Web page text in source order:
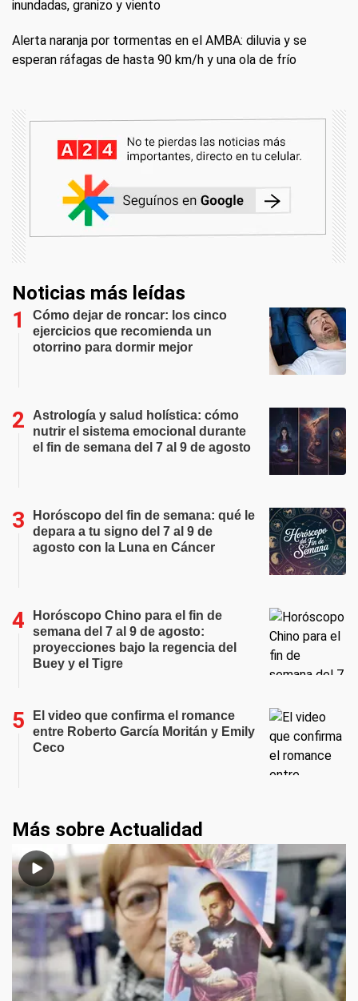
inundadas, granizo y viento
Alerta naranja por tormentas en el AMBA: diluvia y se
esperan ráfagas de hasta 90 km/h y una ola de frío
Noticias más leídas
Cómo dejar de roncar: los cinco
ejercicios que recomienda un
otorrino para dormir mejor
Astrología y salud holística: cómo
nutrir el sistema emocional durante
el fin de semana del 7 al 9 de agosto
Horóscopo del fin de semana: qué le
depara a tu signo del 7 al 9 de
agosto con la Luna en Cáncer
Horóscopo Chino para el fin de
semana del 7 al 9 de agosto:
proyecciones bajo la regencia del
Buey y el Tigre
El video que confirma el romance
entre Roberto García Moritán y Emily
Ceco
Más sobre Actualidad